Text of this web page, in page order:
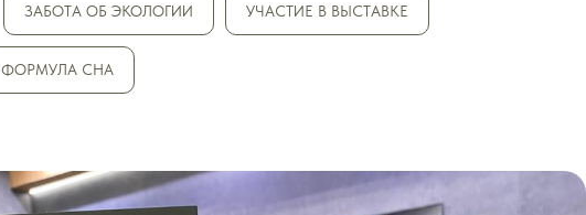
ЗАБОТА ОБ ЭКОЛОГИИ УЧАСТИЕ В ВЫСТАВКЕ
ФОРМУЛА СНА